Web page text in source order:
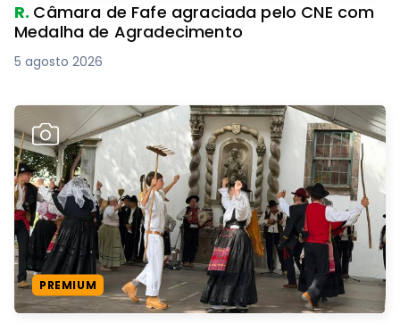
R. Câmara de Fafe agraciada pelo CNE com
Medalha de Agradecimento
5 agosto 2026
PREMIUM